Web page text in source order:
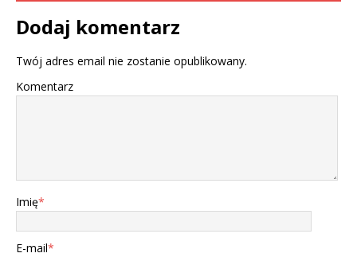
Dodaj komentarz
Twój adres email nie zostanie opublikowany.
Komentarz
Imię*
E-mail*